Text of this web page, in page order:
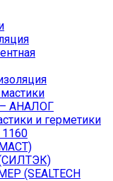
– АНАЛОГ
и герметики
(SEALTECH